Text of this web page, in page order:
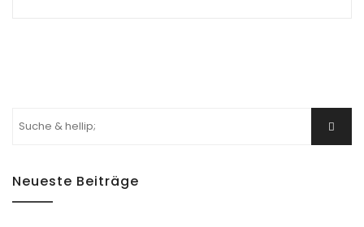
Suche
Neueste Beiträge